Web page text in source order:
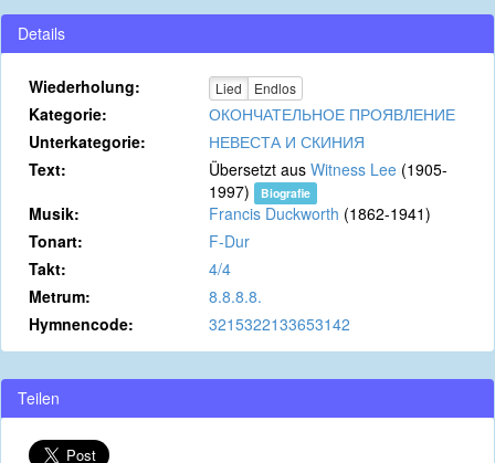
Details
Wiederholung: Lied Endlos
Kategorie:
ОКОНЧАТЕЛЬНОЕ ПРОЯВЛЕНИЕ
Unterkategorie:
НЕВЕСТА И СКИНИЯ
Text:
Übersetzt aus Witness Lee (1905-
1997)
Biografie
Musik: Francis Duckworth (1862-1941)
Tonart:
F-Dur
Takt:
4/4
Metrum:
8.8.8.8.
Hymnencode:
3215322133653142
Teilen